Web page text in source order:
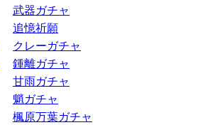
武器ガチャ
追憶祈願
クレーガチャ
鍾離ガチャ
甘雨ガチャ
魈ガチャ
楓原万葉ガチャ